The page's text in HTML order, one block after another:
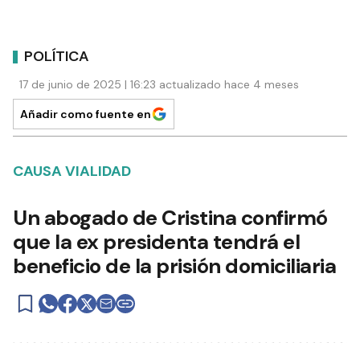
POLÍTICA
17 de junio de 2025 | 16:23 actualizado hace 4 meses
Añadir como fuente en
CAUSA VIALIDAD
Un abogado de Cristina confirmó
que la ex presidenta tendrá el
beneficio de la prisión domiciliaria